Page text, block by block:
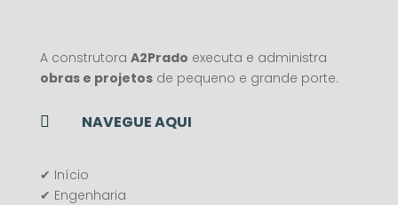
A construtora A2Prado executa e administra
obras e projetosde pequeno e grande porte.
 NAVEGUE AQUI
✔ Início
✔ Engenharia